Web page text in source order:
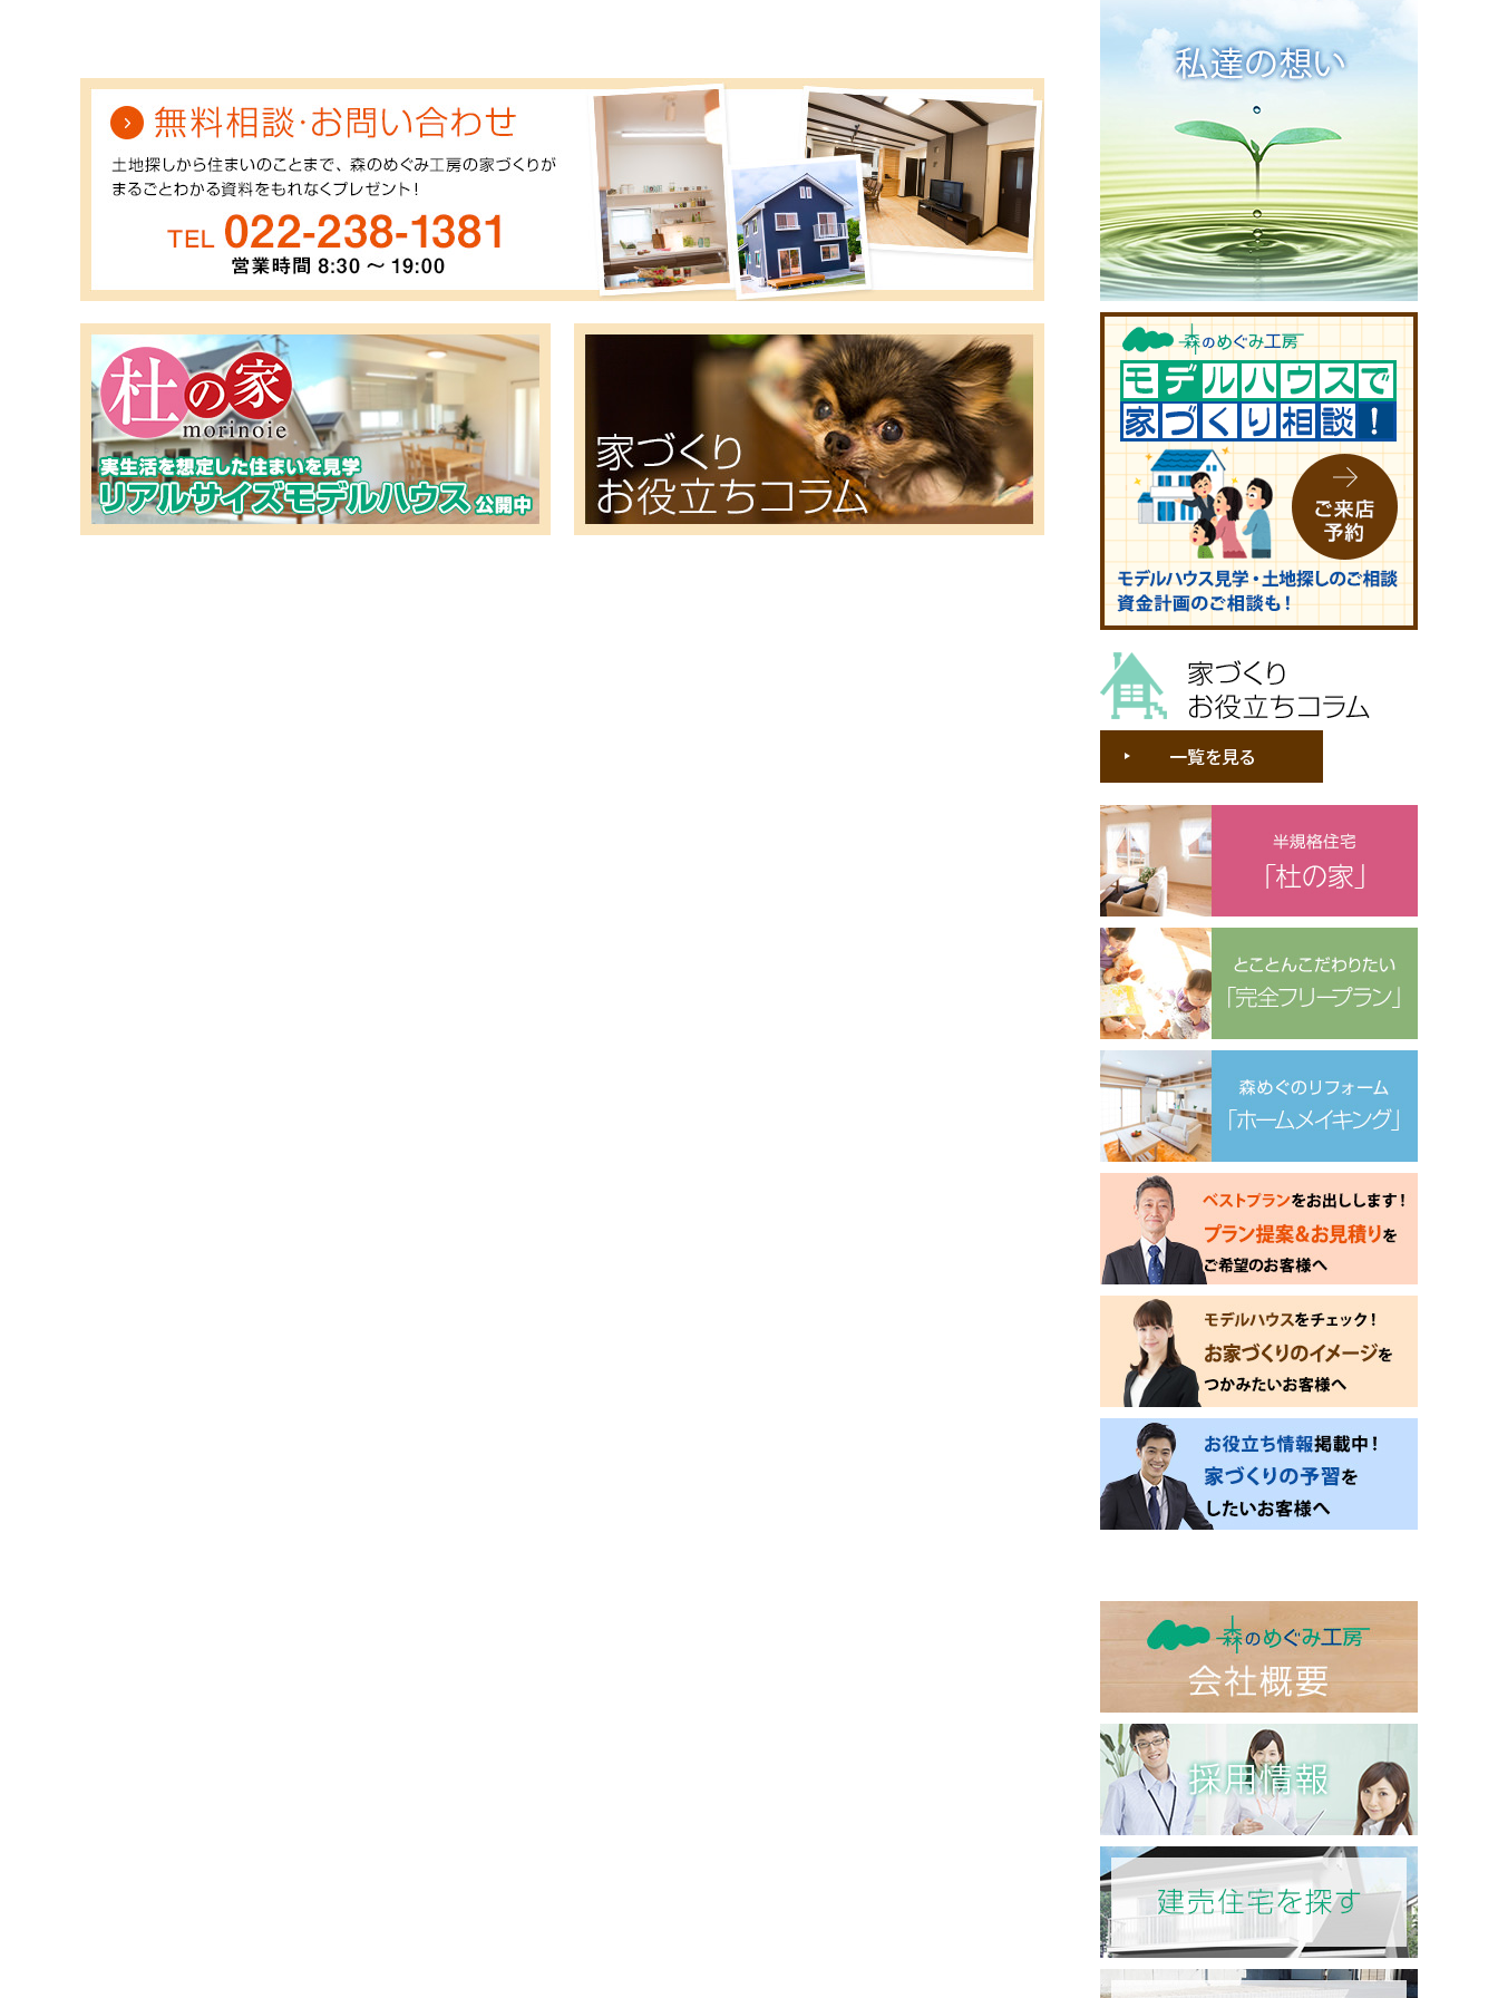
家づくりお役立ちコラム
一覧を見る